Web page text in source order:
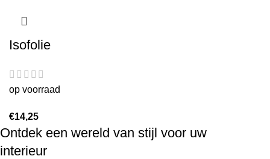
Isofolie
op voorraad
€14,25
Ontdek een wereld van stijl voor uw
interieur